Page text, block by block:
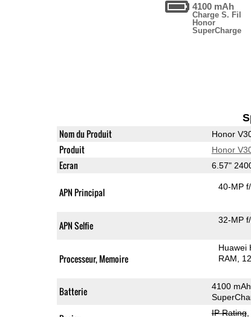
4100 mAh
Charge S. Fil
Honor
SuperCharge
Nom du Produit Honor
Produit Honor
Ecran 6.57"
APN Principal 40-MP
APN Selfie 32-MP
Processeur, Memoire
Huawei
RAM
Batterie
4100
IP Rating,